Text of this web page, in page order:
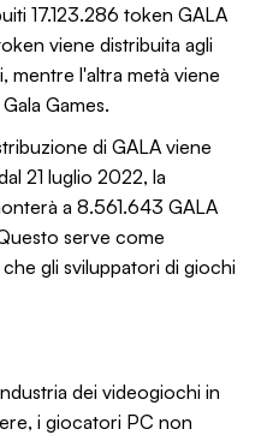
17.123.286 token GALA
viene distribuita agli
mentre l'altra metà viene
Games.
di GALA viene
21 luglio 2022, la
a 8.561.643 GALA
serve come
gli sviluppatori di giochi
dei videogiochi in
i giocatori PC non